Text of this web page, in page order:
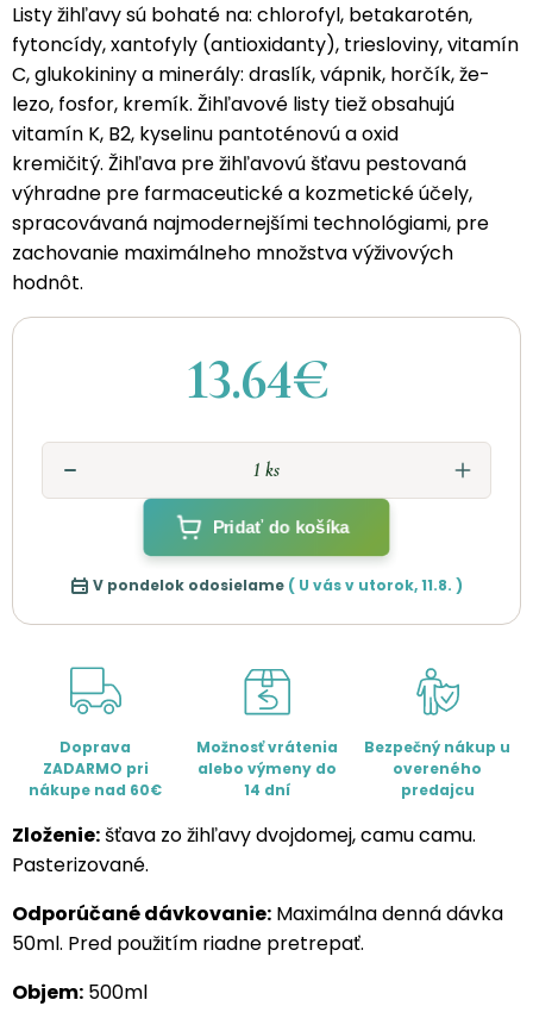
Listy žihľavy sú bohaté na: chlorofyl, betakarotén,
fytoncídy, xantofyly (antioxidanty), triesloviny, vitamín
C, glukokininy a minerály: draslík, vápnik, horčík, že-
lezo, fosfor, kremík. Žihľavové listy tiež obsahujú
vitamín K, B2, kyselinu pantoténovú a oxid
kremičitý. Žihľava pre žihľavovú šťavu pestovaná
výhradne pre farmaceutické a kozmetické účely,
spracovávaná najmodernejšími technológiami, pre
zachovanie maximálneho množstva výživových
hodnôt.
13.64€
Pridať do košíka
V pondelok odosielame ( U vás v utorok,11.8. )
Doprava
ZADARMO pri
nákupe nad 60€
Možnosť vrátenia
alebo výmeny do
14 dní
Bezpečný nákup u
overeného
predajcu
Zloženie:šťava zo žihľavy dvojdomej, camu camu.
Pasterizované.
Odporúčané dávkovanie: Maximálna denná dávka
50ml. Pred použitím riadne pretrepať.
Objem: 500ml